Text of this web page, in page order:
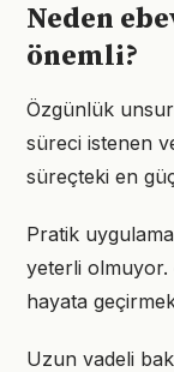
Neden
önemli?
Özgünlük
süreci istenen
süreçteki en
Pratik
yeterli olmuyor.
hayata
Uzun vadeli